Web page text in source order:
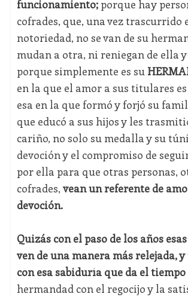
funcionamiento;porque hay
cofrades, que, una vez trascurrido
notoriedad, no se van de su
mudan a otra, ni reniegan de ella y
porque simplemente es su
en la que el amor a sus titulares
esa en la que formó y forjó su
que educó a sus hijos y les
cariño, no solo su medalla y su
devoción y el compromiso de
por ella para que otras personas,
cofrades, vean un referente de
devoción.
Quizás con el paso de los años
ven de una manera más relejada,
con esa sabiduría que da el tiempo
hermandad con el regocijo y la